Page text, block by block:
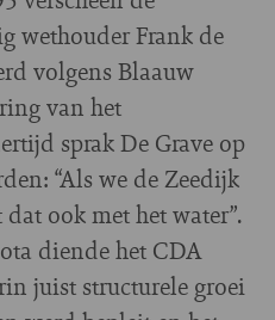
wethouder Frank de
volgens Blaauw
van het
sprak De Grave op
“Als we de Zeedijk
ook met het water”.
diende het CDA
juist structurele groei